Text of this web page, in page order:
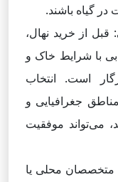
در گیاه باشند.
از خرید نهال،
با شرایط خاک و
است. انتخاب
جغرافیایی و
می‌تواند موفقیت
متخصصان محلی یا